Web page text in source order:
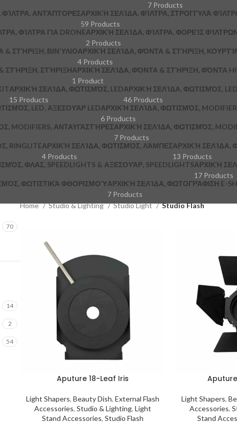
7 Products
ΦΊΛΤΡΑ, ΑΝΤΆΠΤΟΡΕΣΑΡΧΙΚΉ ΣΕΛΊΔΑ, ΦΊΛΤΡΑ, ΣΤΡΟΓΓΥΛΆ
59 Products
ΦΊΛΤΡΑ ΓΙΑ DRONEΑΡΧΙΚΉ ΣΕΛΊΔΑ, ΦΊΛΤΡΑ, ΦΟΡΕΊΣ
2 Products
ΣΤΉΡΙΞΗ, ΒΙΝΎΛΙΟΑΡΧΙΚΉ ΣΕΛΊΔΑ, ΦΌΝΤΑ & ΣΤΉΡΙΞΗ,
4 Products
ΣΤΉΡΙΞΗ, ΣΤΉΡΙΞΗΑΡΧΙΚΉ ΣΕΛΊΔΑ, ΦΌΝΤΑ & ΣΤΉΡΙΞΗ, ΦΌΝΤΑ
1 Product
ΑΡΧΙΚΉ ΣΕΛΊΔΑ, ΦΩΤΙΣΜΌΣ, LED
15 Products
ΑΡΧΙΚΉ ΣΕΛΊΔΑ, ΦΩΤΙΣΜΌΣ,
46 Products
LED, ΑΞΕΣΟΥΆΡ LEDΑΡΧΙΚΉ ΣΕΛΊΔΑ, ΦΩΤΙΣΜΌΣ,
6 Products
MODIFIERS, ΑΝΤΑΥΓΑΣΤΉΡΕΣΑΡΧΙΚΉ ΣΕΛΊΔΑ, ΦΩΤΙΣΜΌΣ,
7 Products
RINGLITEΑΡΧΙΚΉ ΣΕΛΊΔΑ, ΦΩΤΙΣΜΌΣ, ΛΆΜΠΕΣ
4 Products
ΑΡΧΙΚΉ ΣΕΛΊΔΑ,
13 Products
ΦΛΑΣ, SPEEDLIGHTS & ΑΞΕΣΟΥΆΡ, SPEEDLIGHTSΑΡΧΙΚΉ
17 Products
ΦΩΤΙΣΤΙΚΆ ΦΘΟΡΙΣΜΟΎΑΡΧΙΚΉ ΣΕΛΊΔΑ, ΦΩΤΟΓΡΆΦΙΣΗ E-
7 Products
70
14
2
54
Home Studio & Lighting Studio Light Studio Flash
Aputure 18-Leaf Iris
Light Shapers, Beauty Dish, External Flash
Accessories, Studio & Lighting, Light
Stand Accessories, Studio Flash
Light Shapers,
Accessories,
Stand